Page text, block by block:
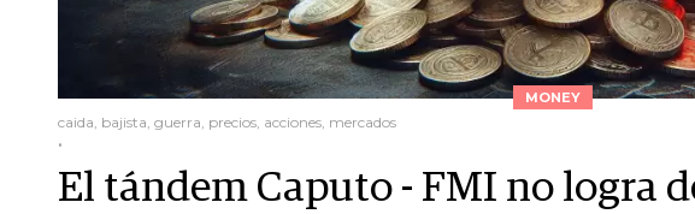
MONEY
caida, bajista, guerra, precios, acciones, mercados
.
El tándem Caputo - FMI no logra